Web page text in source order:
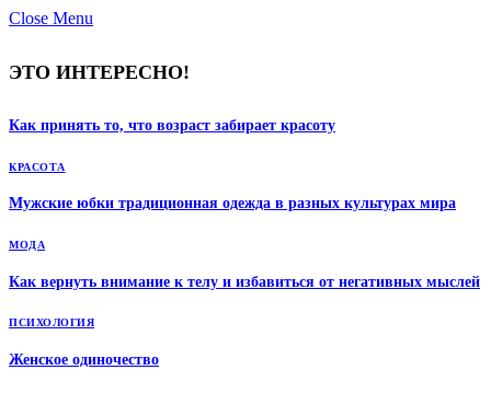
Close Menu
ЭТО ИНТЕРЕСНО!
Как принять то, что возраст забирает красоту
КРАСОТА
Мужские юбки традиционная одежда в разных культурах мира
МОДА
Как вернуть внимание к телу и избавиться от негативных мыслей
ПСИХОЛОГИЯ
Женское одиночество